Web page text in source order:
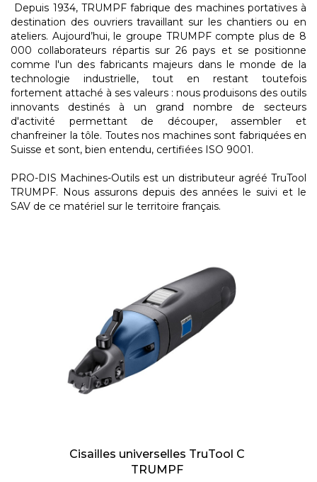
Depuis 1934, TRUMPF fabrique des machines portatives à
destination des ouvriers travaillant sur les chantiers ou en
ateliers. Aujourd’hui, le groupe TRUMPF compte plus de 8
000 collaborateurs répartis sur 26 pays et se positionne
comme l'un des fabricants majeurs dans le monde de la
technologie industrielle, tout en restant toutefois
fortement attaché à ses valeurs : nous produisons des outils
innovants destinés à un grand nombre de secteurs
d'activité permettant de découper, assembler et
chanfreiner la tôle. Toutes nos machines sont fabriquées en
Suisse et sont, bien entendu, certifiées ISO 9001.
PRO-DIS Machines-Outils est un distributeur agréé TruTool
TRUMPF. Nous assurons depuis des années le suivi et le
SAV de ce matériel sur le territoire français.
Cisailles universelles TruTool C
TRUMPF